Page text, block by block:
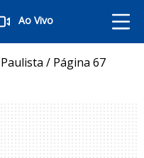
Ao Vivo
/ Página 67